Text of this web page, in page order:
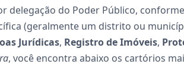
do Poder Público,
(geralmente um distrito ou
Jurídicas, Registro de Imóveis,
, você encontra abaixo os cartórios